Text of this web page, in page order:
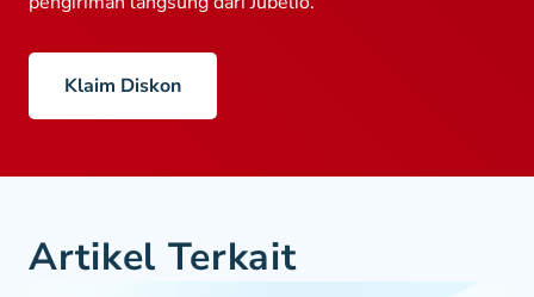
Klaim Diskon
Artikel Terkait